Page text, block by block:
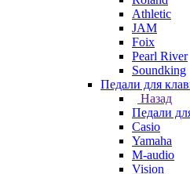
Athletic
JAM
Foix
Pearl River
Soundking
Педали для
Назад
Педали
Casio
Yamaha
M-audio
Vision